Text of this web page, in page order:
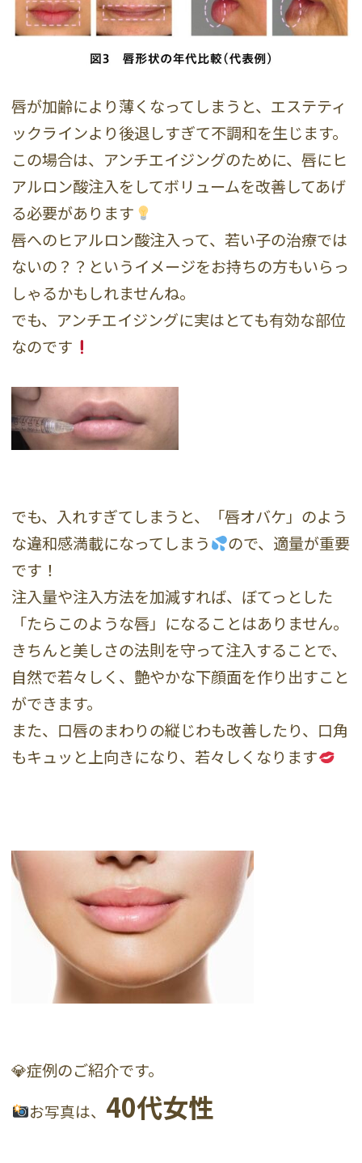
唇が加齢により薄くなってしまうと、エステティ
ックラインより後退しすぎて不調和を生じます。
この場合は、アンチエイジングのために、唇にヒ
アルロン酸注入をしてボリュームを改善してあげ
る必要があります
唇へのヒアルロン酸注入って、若い子の治療では
ないの？？というイメージをお持ちの方もいらっ
しゃるかもしれませんね。
でも、アンチエイジングに実はとても有効な部位
なのです
でも、入れすぎてしまうと、「唇オバケ」のよう
な違和感満載になってしまう
ので、適量が重要
です！
注入量や注入方法を加減すれば、ぼてっとした
「たらこのような唇」になることはありません。
きちんと美しさの法則を守って注入することで、
自然で若々しく、艶やかな下顔面を作り出すこと
ができます。
また、口唇のまわりの縦じわも改善したり、口角
もキュッと上向きになり、若々しくなります
💎症例のご紹介です。
お写真は、 40代女性